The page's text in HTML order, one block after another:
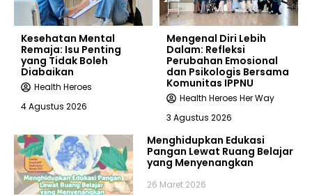
Kesehatan Mental
Remaja: Isu Penting
yang Tidak Boleh
Diabaikan
Health Heroes
4 Agustus 2026
Mengenal Diri Lebih
Dalam: Refleksi
Perubahan Emosional
dan Psikologis Bersama
Komunitas IPPNU
Health Heroes Her Way
3 Agustus 2026
Menghidupkan Edukasi
Pangan Lewat Ruang Belajar
yang Menyenangkan
26 Maret 2026